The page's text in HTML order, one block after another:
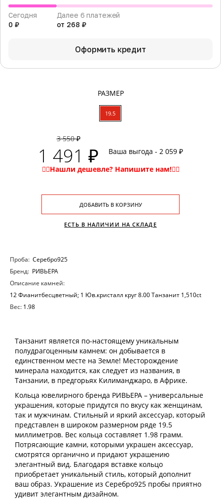
3 550 ₽
1 491 ₽ Ваша выгода - 2 059 ₽
Сегодня
0 ₽
Далее 6 платежей
от 268 ₽
Оформить кредит
РАЗМЕР
19.5
ДОБАВИТЬ В КОРЗИНУ
ЕСТЬ В НАЛИЧИИ НА СКЛАДЕ
Проба: Серебро925
Бренд: РИВЬЕРА
Описание камней:
12 Фианитбесцветный; 1 Юв.кристалл круг 8.00 Танзанит 1,510ct
Вес: 1.98
Танзанит является по-настоящему уникальным
полудрагоценным камнем: он добывается в
единственном месте на Земле! Месторождение
минерала находится, как следует из названия, в
Танзании, в предгорьях Килиманджаро, в Африке.
Кольца ювелирного бренда РИВЬЕРА – универсальные
украшения, которые придутся по вкусу как женщинам,
так и мужчинам. Стильный и яркий аксессуар, который
представлен в широком размерном ряде 19.5
миллиметров. Вес кольца составляет 1.98 грамм.
Потрясающие камни, которыми украшен аксессуар,
смотрятся органично и придают украшению
элегантный вид. Благодаря вставке кольцо
приобретает уникальный стиль, который дополнит
ваш образ. Украшение из Серебро925 пробы приятно
удивит элегантным дизайном.